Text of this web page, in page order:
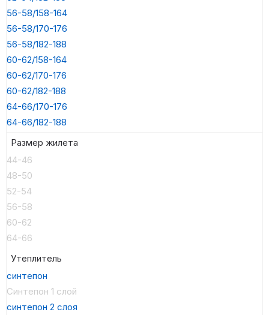
56-58/158-164
56-58/170-176
56-58/182-188
60-62/158-164
60-62/170-176
60-62/182-188
64-66/170-176
64-66/182-188
Размер жилета
44-46
48-50
52-54
56-58
60-62
64-66
Утеплитель
синтепон
Синтепон 1 слой
синтепон 2 слоя